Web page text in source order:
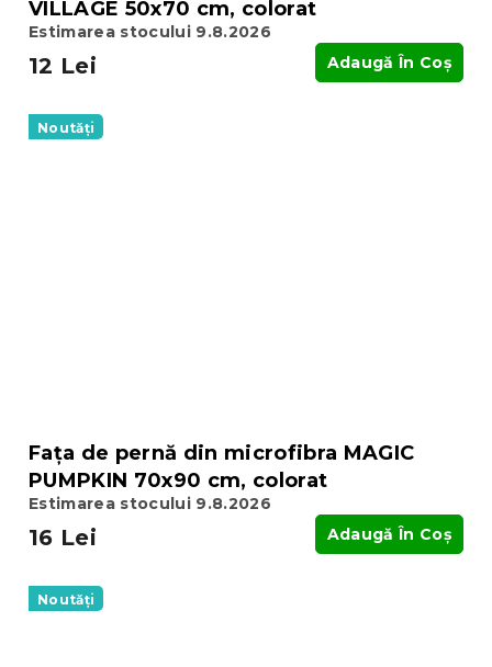
VILLAGE 50x70 cm, colorat
Estimarea stocului 9.8.2026
12 Lei Adaugă În Coş
Noutăți
Fața de pernă din microfibra MAGIC
PUMPKIN 70x90 cm, colorat
Estimarea stocului 9.8.2026
16 Lei Adaugă În Coş
Noutăți